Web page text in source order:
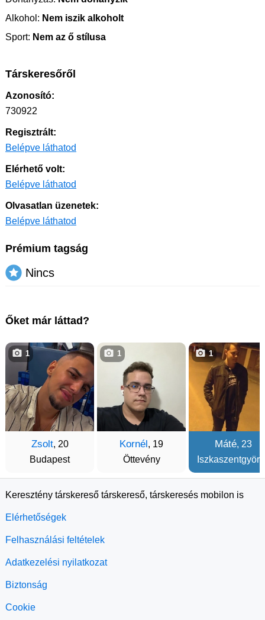
Alkohol: Nem iszik alkoholt
Sport: Nem az ő stílusa
Társkeresőről
Azonosító:
730922
Regisztrált:
Belépve láthatod
Elérhető volt:
Belépve láthatod
Olvasatlan üzenetek:
Belépve láthatod
Prémium tagság
Nincs
Őket már láttad?
Zsolt, 20
Budapest
1
Kornél, 19
Öttevény
1
Máté, 23
1
Keresztény társkereső társkereső, társkeresés mobilon is
Elérhetőségek
Felhasználási feltételek
Adatkezelési nyilatkozat
Biztonság
Cookie